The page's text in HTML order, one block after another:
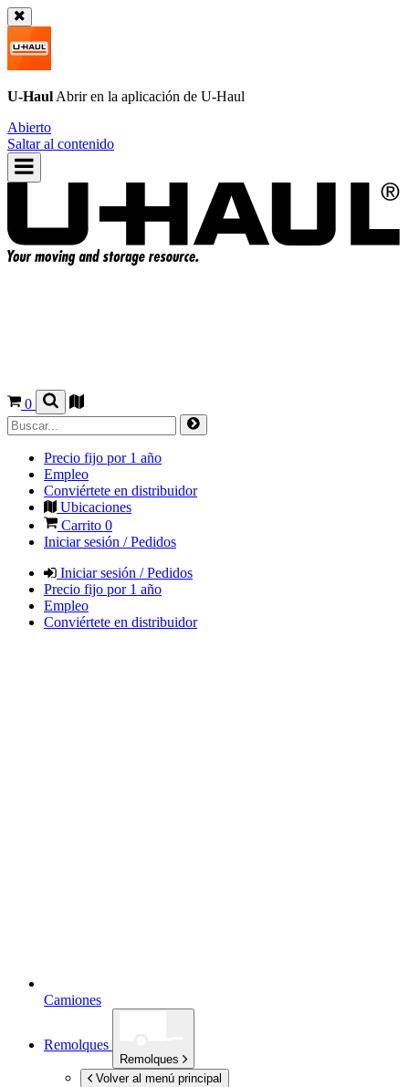
U-Haul Abrir en la aplicación de U-Haul
Abierto
Saltar al contenido
0
Precio fijo por 1 año
Empleo
Conviértete en distribuidor
Ubicaciones
Carrito 0
Iniciar sesión / Pedidos
Iniciar sesión / Pedidos
Precio fijo por 1 año
Empleo
Conviértete en distribuidor
Camiones
Remolques
Remolques
Volver al menú principal